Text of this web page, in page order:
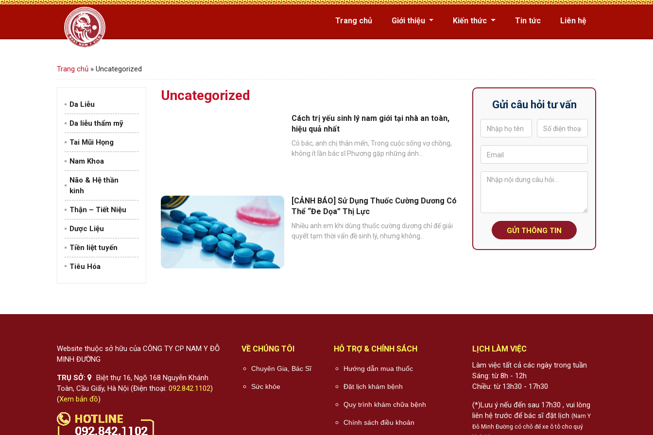
Trang chủ Giới thiệu Kiến thức Tin tức Liên hệ
Trang chủ » Uncategorized
Da Liễu
Da liễu thẩm mỹ
Tai Mũi Họng
Nam Khoa
Não & Hệ thần
kinh
Thận – Tiết Niệu
Dược Liệu
Tiền liệt tuyến
Tiêu Hóa
Uncategorized
Cách trị yếu sinh lý nam giới tại nhà an toàn,
hiệu quả nhất
Cô bác, anh chị thân mến, Trong cuộc sống vợ chồng,
không ít lần bác sĩ Phương gặp những ánh...
[CẢNH BÁO] Sử Dụng Thuốc Cường Dương Có
Thể “Đe Dọa” Thị Lực
Nhiều anh em khi dùng thuốc cường dương chỉ để giải
quyết tạm thời vấn đề sinh lý, nhưng không...
Gửi câu hỏi tư vấn
GỬI THÔNG TIN
Website thuộc sở hữu của CÔNG TY CP NAM Y ĐỖ
MINH ĐƯỜNG
TRỤ SỞ:
Biệt thự 16, Ngõ 168 Nguyễn Khánh
Toàn, Cầu Giấy, Hà Nội (Điện thoại: 092.842.1102)
(Xem bản đồ)
VỀ CHÚNG TÔI
Chuyên Gia, Bác Sĩ
Sức khỏe
HỖ TRỢ & CHÍNH SÁCH
Hướng dẫn mua thuốc
Đặt lịch khám bệnh
Quy trình khám chữa bệnh
Chính sách điều khoản
LỊCH LÀM VIỆC
Làm việc tất cả các ngày trong tuần
Sáng: từ 8h - 12h
Chiều: từ 13h30 - 17h30
(*)Lưu ý nếu đến sau 17h30 , vui lòng
liên hệ trước để bác sĩ đặt lịch (Nam Y
Đỗ Minh Đường có chỗ để xe ô tô cho quý